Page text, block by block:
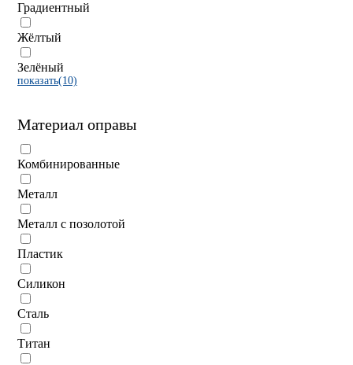
Градиентный
Жёлтый
Зелёный
показать(10)
Материал оправы
Комбинированные
Металл
Металл с позолотой
Пластик
Силикон
Сталь
Титан